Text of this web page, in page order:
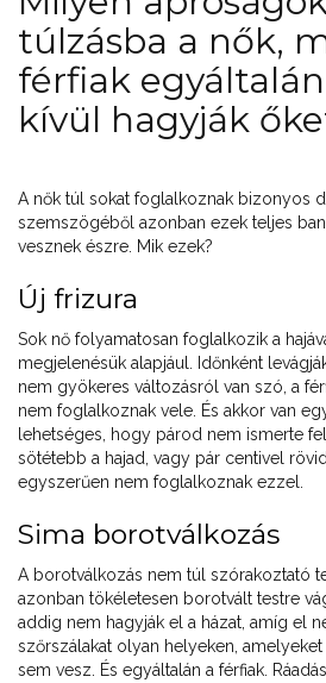
túlzásba a nők,
férfiak
kívül hagyják
A nők túl sokat foglalkoznak bizonyos
szemszögéből azonban ezek teljes
vesznek észre. Mik ezek?
Új frizura
Sok nő folyamatosan foglalkozik a
megjelenésük alapjául. Időnként
nem gyökeres változásról van szó, a
nem foglalkoznak vele. És akkor van
lehetséges, hogy párod nem ismerte
sötétebb a hajad, vagy pár centivel
egyszerűen nem foglalkoznak ezzel.
Sima borotválkozás
A borotválkozás nem túl szórakoztató
azonban tökéletesen borotvált testre
addig nem hagyják el a házat, amíg el
szőrszálakat olyan helyeken,
sem vesz. És egyáltalán a férfiak.